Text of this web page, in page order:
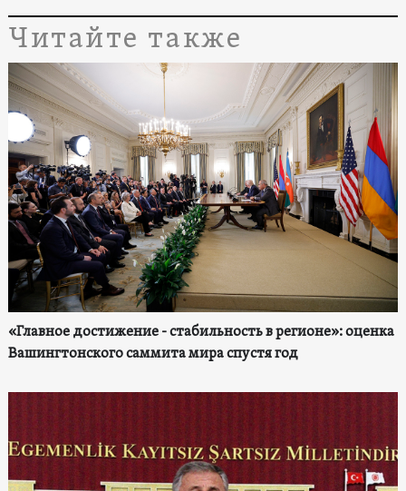
Читайте также
«Главное достижение - стабильность в регионе»: оценка
Вашингтонского саммита мира спустя год